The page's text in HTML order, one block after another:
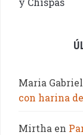
Maria
con harina
Mirtha en